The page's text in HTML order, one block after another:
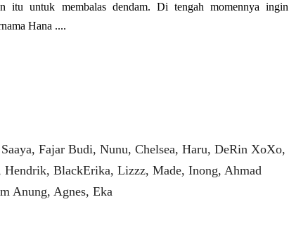
itu untuk membalas dendam. Di tengah momennya ingin
Hana ....
Fajar Budi, Nunu, Chelsea, Haru, DeRin XoXo,
Hendrik, BlackErika, Lizzz, Made, Inong, Ahmad
Anung, Agnes, Eka